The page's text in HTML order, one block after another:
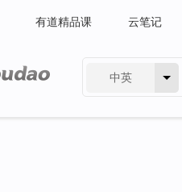
有道精品课 云笔记
中英